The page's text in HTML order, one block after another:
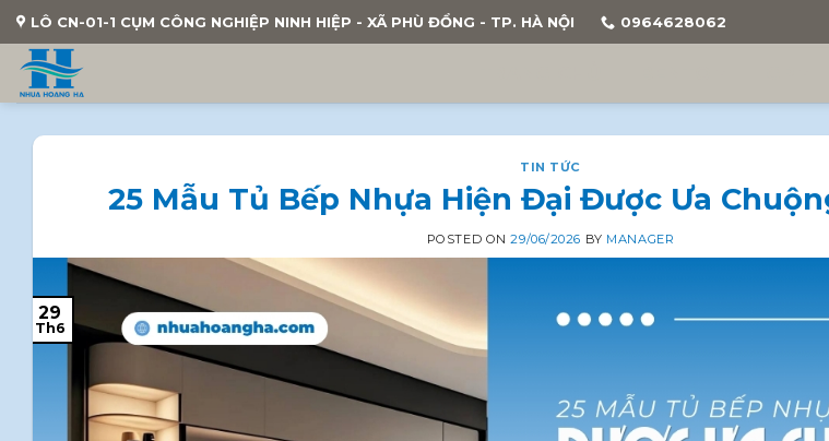
Skip
to
content
LÔ CN-01-1 CỤM CÔNG NGHIỆP NINH HIỆP - XÃ PHÙ ĐỔNG - TP. HÀ NỘI 0964628062
TIN TỨC
25 Mẫu Tủ Bếp Nhựa Hiện Đại Được Ưa
POSTED ON29/06/2026 BY MANAGER
29
Th6